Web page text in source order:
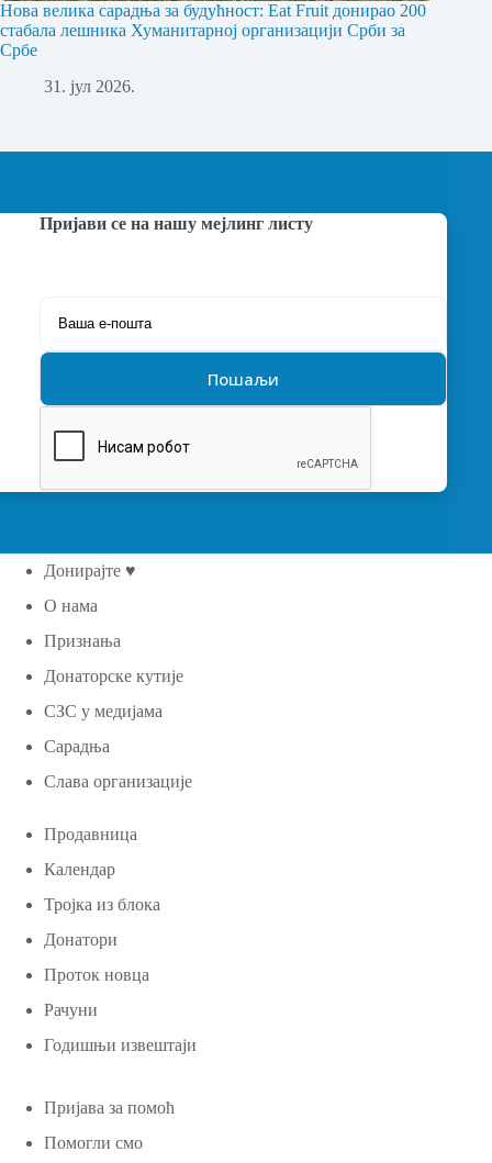
Нова велика сарадња за будућност: Eat Fruit донирао 200
стабала лешника Хуманитарној организацији Срби за
Србе
31. јул 2026.
Пријави се на нашу мејлинг листу
Донирајте ♥
О нама
Признања
Донаторске кутије
СЗС у медијама
Сарадња
Слава организације
Продавница
Календар
Тројка из блока
Донатори
Проток новца
Рачуни
Годишњи извештаји
Пријава за помоћ
Помогли смо